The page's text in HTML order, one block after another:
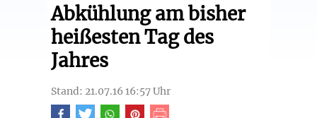
Abkühlung am bisher
heißesten Tag des
Jahres
Stand: 21.07.16 16:57 Uhr